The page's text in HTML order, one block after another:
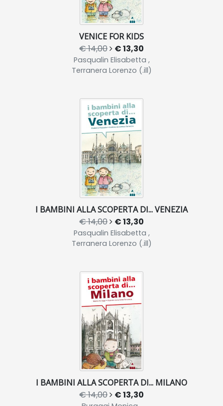
VENICE FOR KIDS
€ 14,00 € 13,30
Pasqualin Elisabetta ,
Terranera Lorenzo (.ill)
I BAMBINI ALLA SCOPERTA DI... VENEZIA
€ 14,00 € 13,30
Pasqualin Elisabetta ,
Terranera Lorenzo (.ill)
I BAMBINI ALLA SCOPERTA DI... MILANO
€ 14,00 € 13,30